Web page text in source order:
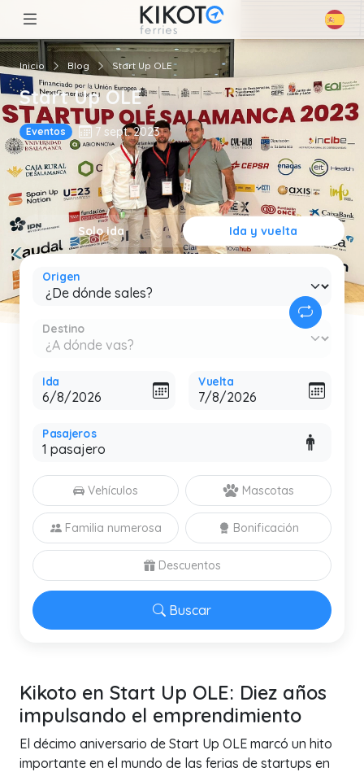
Inicio Blog Start Up OLE
Start Up OLE
Eventos 7 sept. 2023
Solo ida Ida y vuelta
Origen
Destino
Ida Vuelta
Pasajeros
Buscar
Vehículos Mascotas
Familia numerosa Bonificación
Descuentos
Kikoto en Start Up OLE: Diez años
impulsando el emprendimiento
El décimo aniversario de Start Up OLE marcó un hito
importante en el mundo de las ferias de startups en